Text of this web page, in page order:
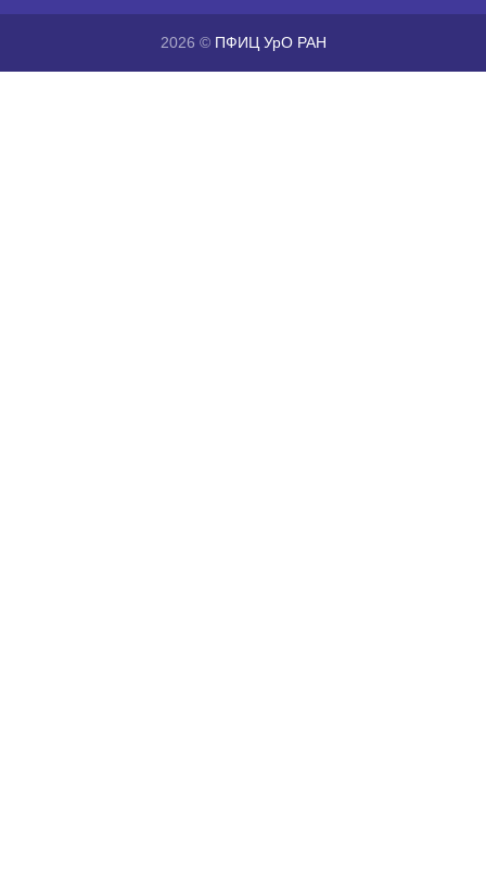
2026 © ПФИЦ УрО РАН